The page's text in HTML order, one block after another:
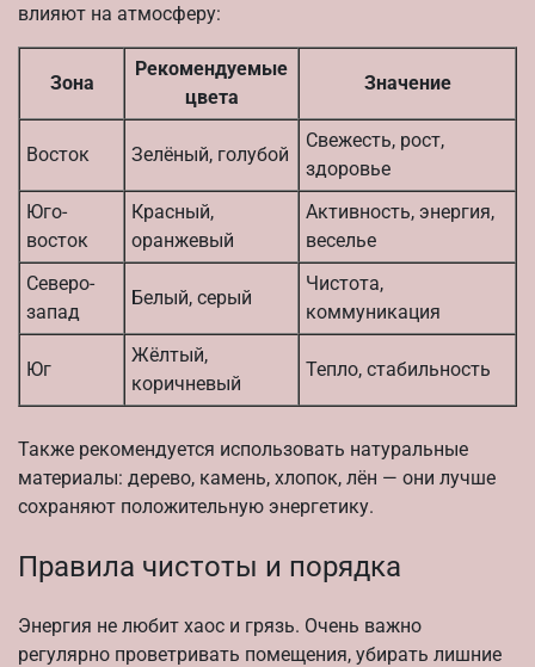
влияют на атмосферу:
Зона
Рекомендуемые
цвета
Значение
Восток Зелёный, голубой
Свежесть, рост,
здоровье
Юго-
восток
Красный,
оранжевый
Активность, энергия,
веселье
Северо-
запад
Белый, серый
Чистота,
коммуникация
Юг
Жёлтый,
коричневый
Тепло, стабильность
Также рекомендуется использовать натуральные
материалы: дерево, камень, хлопок, лён — они лучше
сохраняют положительную энергетику.
Правила чистоты и порядка
Энергия не любит хаос и грязь. Очень важно
регулярно проветривать помещения, убирать лишние